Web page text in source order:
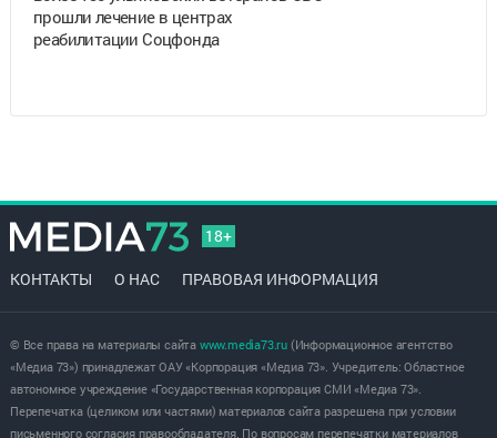
прошли лечение в центрах
реабилитации Соцфонда
18+
КОНТАКТЫ О НАС ПРАВОВАЯ ИНФОРМАЦИЯ
© Все права на материалы сайта www.media73.ru(Информационное агентство
«Медиа 73») принадлежат ОАУ «Корпорация «Медиа 73». Учредитель: Областное
автономное учреждение «Государственная корпорация СМИ «Медиа 73».
Перепечатка (целиком или частями) материалов сайта разрешена при условии
письменного согласия правообладателя. По вопросам перепечатки материалов